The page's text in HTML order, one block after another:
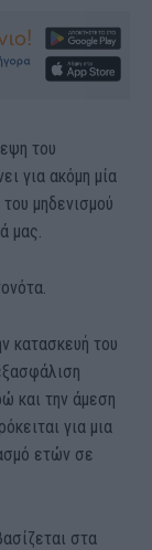
του
για ακόμη μία
μηδενισμού
μας.
κατασκευή του
και την άμεση
για μια
ετών σε
στα